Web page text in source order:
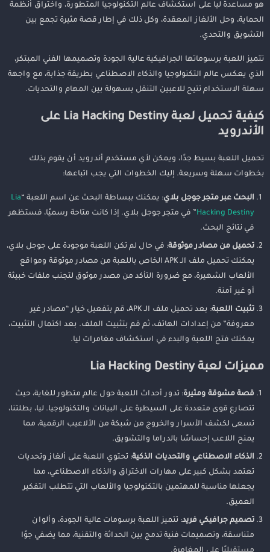
هو مساعدة ليا على استكشاف عالم التكنولوجيا المتطورة، واختراق أنظمة
الحماية، وحل الألغاز المعقدة، وكل ذلك في إطار قصة مثيرة تجمع بين
التشويق والتحدي.
تتميز اللعبة برسوماتها الجرافيكية عالية الجودة وتصميمها الفني المبتكر،
الذي يعكس عالم التكنولوجيا والذكاء الاصطناعي بطريقة جذابة، مع واجهة
سهلة الاستخدام تتيح للاعبين التنقل بسهولة بين المهام والتحديات.
كيفية تحميل لعبة Lia Hacking Destiny على
الأندرويد
تحميل اللعبة بسيط جدًا، ويمكن لأي مستخدم أندرويد أن يقوم بذلك
بخطوات سهلة وسريعة. إليك الخطوات التي يجب اتباعها:
البحث عبر متجر جوجل بلاي: يمكنك ببساطة البحث عن اسم اللعبة “Lia
Hacking Destiny” في متجر جوجل بلاي. إذا كانت متاحة رسميًا، فستظهر
في نتائج البحث.
تحميل من مصادر موثوقة: في حال لم تكن اللعبة موجودة على جوجل بلاي،
يمكنك تحميل ملف الـ APK الخاص باللعبة من مصادر موثوقة ومواقع
الألعاب الشهيرة، مع ضرورة التأكد من مصدر موثوق لتجنب ملفات خبيثة
أو غير آمنة.
تثبيت اللعبة
: بعد تحميل ملف الـ APK، قم بتفعيل خيار “مصادر غير
معروفة” من إعدادات الهاتف، ثم قم بتثبيت الملف. بعد اكتمال التثبيت،
يمكنك فتح اللعبة والبدء في استكشاف مغامرات ليا.
مميزات لعبة Lia Hacking Destiny
قصة مشوقة ومثيرة: تدور أحداث اللعبة حول عالم متطور للغاية، حيث
تتصارع قوى متعددة على السيطرة على البيانات والتكنولوجيا. ليا، بطلتنا،
تسعى لكشف الأسرار والخروج من شبكة من الألاعيب الرقمية، مما
يمنح اللاعب إحساسًا بالدراما والتشويق.
الذكاء الاصطناعي والتحديات الذكية: تحتوي اللعبة على ألغاز وتحديات
تعتمد بشكل كبير على مهارات الاختراق والذكاء الاصطناعي، مما
يجعلها مناسبة للمهتمين بالتكنولوجيا والألعاب التي تتطلب التفكير
العميق.
تصميم جرافيكي فريد: تتميز اللعبة برسومات عالية الجودة، وألوان
متناسقة، وتصميمات فنية تدمج بين الحداثة والتقنية، مما يضفي جوًا